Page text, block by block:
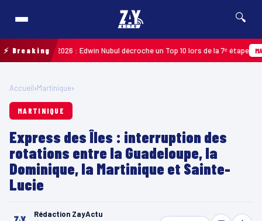
🔍
⚡ Breaking2026 : Edwin Nubul décroche un Top 10 lors de la 7ᵉ étape
Accueil›Martinique›
MARTINIQUE
Express des Îles : interruption des
rotations entre la Guadeloupe, la
Dominique, la Martinique et Sainte-
Lucie
Rédaction ZayActu